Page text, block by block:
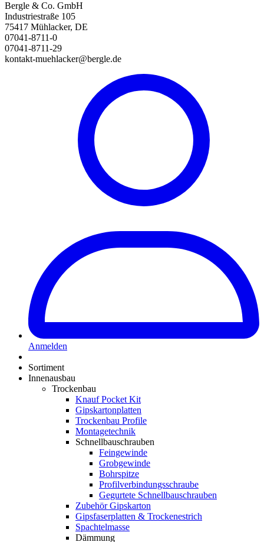
Bergle & Co. GmbH
Industriestraße 105
75417 Mühlacker, DE
07041-8711-0
07041-8711-29
kontakt-muehlacker@bergle.de
Anmelden
Sortiment
Innenausbau
Trockenbau
Knauf Pocket Kit
Gipskartonplatten
Trockenbau Profile
Montagetechnik
Schnellbauschrauben
Feingewinde
Grobgewinde
Bohrspitze
Profilverbindungsschraube
Gegurtete Schnellbauschrauben
Zubehör Gipskarton
Gipsfaserplatten & Trockenestrich
Spachtelmasse
Dämmung